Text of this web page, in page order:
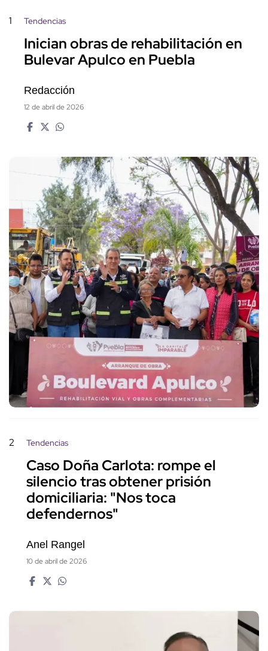
1 Tendencias
Inician obras de rehabilitación en
Bulevar Apulco en Puebla
Redacción
12 de abril de 2026
2 Tendencias
Caso Doña Carlota: rompe el
silencio tras obtener prisión
domiciliaria: "Nos toca
defendernos"
Anel Rangel
10 de abril de 2026